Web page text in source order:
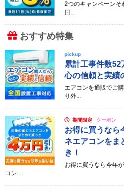
2つのキャンペーンそ
日...
おすすめ特集
pickup
累計工事件数52
心の信頼と実績
エアコンを通販でご
り外...
期間限定 クーポン
お得に買うなら
ネエアコンをま
き！
お得に買うなら今年
コン...